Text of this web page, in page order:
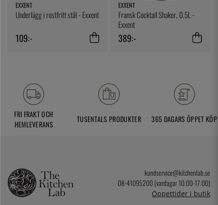
EXXENT
Underlägg i rostfritt stål - Exxent
109:-
EXXENT
Fransk Cocktail Shaker, 0,5L -
Exxent
389:-
FRI FRAKT OCH
HEMLEVERANS
TUSENTALS PRODUKTER 365 DAGARS ÖPPET KÖP
kundservice@kitchenlab.se
08-41095200 (vardagar 10.00-17.00)
Öppettider i butik